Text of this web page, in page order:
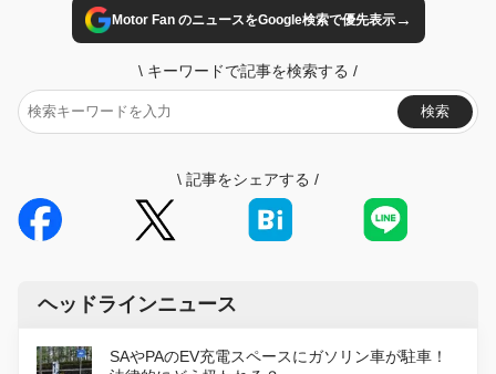
Motor Fan のニュースをGoogle検索で優先表示→
\ キーワードで記事を検索する /
検索
\ 記事をシェアする /
ヘッドラインニュース
SAやPAのEV充電スペースにガソリン車が駐車！